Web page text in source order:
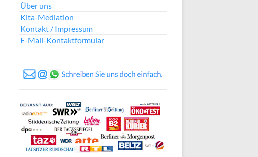
Über uns
Kita-Mediation
Kontakt / Impressum
E-Mail-Kontaktformular